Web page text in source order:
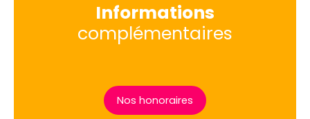
Informations
complémentaires
Nos honoraires